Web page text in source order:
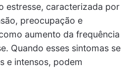
estresse, caracterizada por
preocupação e
aumento da frequência
Quando esses sintomas se
e intensos, podem